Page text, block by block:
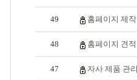
49 홈페이지 제
48 홈페이지 견
47 자사 제품 관